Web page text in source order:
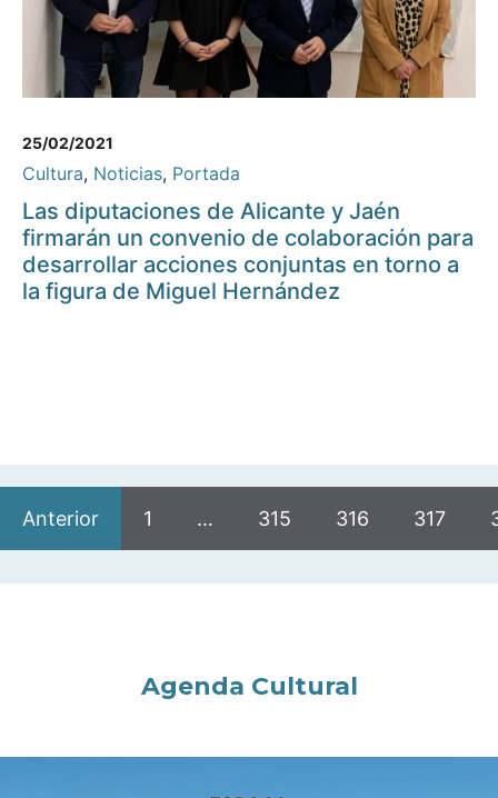
25/02/2021
Cultura, Noticias, Portada
Las diputaciones de Alicante y Jaén
firmarán un convenio de colaboración para
desarrollar acciones conjuntas en torno a
la figura de Miguel Hernández
Anterior 1 … 315 316 317
Agenda Cultural